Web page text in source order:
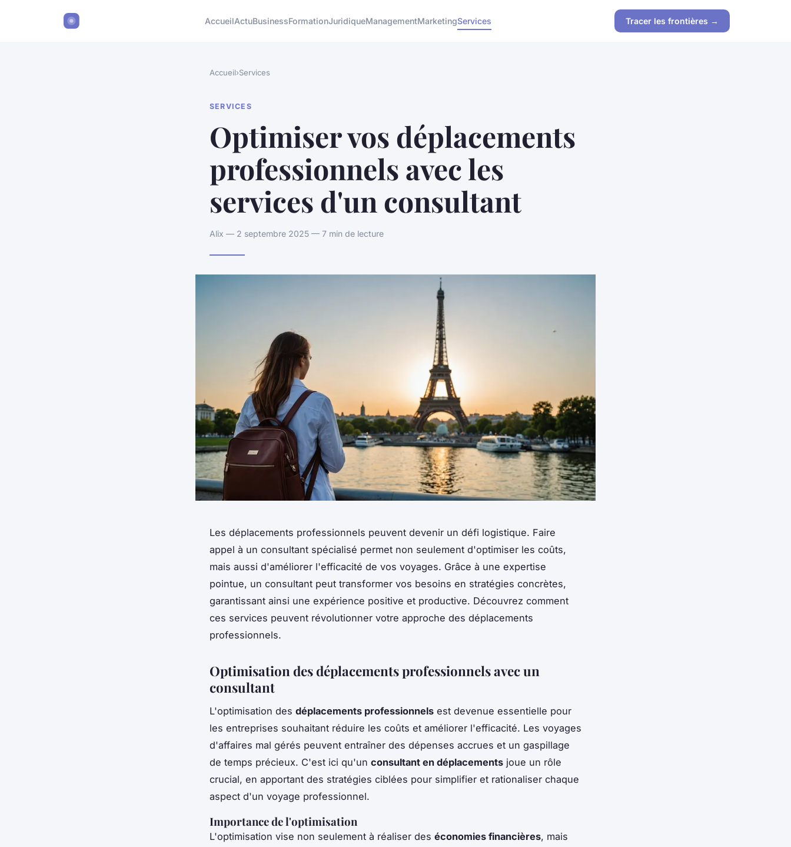
AccueilActuBusinessFormationJuridiqueManagementMarketingServices Tracer les frontières →
Accueil›Services
SERVICES
Optimiser vos déplacements
professionnels avec les
services d'un consultant
Alix — 2 septembre 2025 — 7 min de lecture
Les déplacements professionnels peuvent devenir un défi logistique. Faire
appel à un consultant spécialisé permet non seulement d'optimiser les coûts,
mais aussi d'améliorer l'efficacité de vos voyages. Grâce à une expertise
pointue, un consultant peut transformer vos besoins en stratégies concrètes,
garantissant ainsi une expérience positive et productive. Découvrez comment
ces services peuvent révolutionner votre approche des déplacements
professionnels.
Optimisation des déplacements professionnels avec un
consultant
L'optimisation des déplacements professionnels est devenue essentielle pour
les entreprises souhaitant réduire les coûts et améliorer l'efficacité. Les voyages
d'affaires mal gérés peuvent entraîner des dépenses accrues et un gaspillage
de temps précieux. C'est ici qu'un consultant en déplacements joue un rôle
crucial, en apportant des stratégies ciblées pour simplifier et rationaliser chaque
aspect d'un voyage professionnel.
Importance de l'optimisation
L'optimisation vise non seulement à réaliser des économies financières, mais